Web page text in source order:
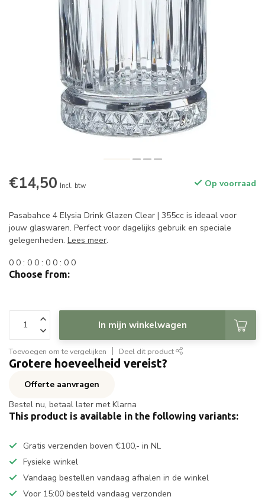
€14,50 Incl. btw Op voorraad
Pasabahce 4 Elysia Drink Glazen Clear | 355cc is ideaal voor
jouw glaswaren. Perfect voor dagelijks gebruik en speciale
gelegenheden. Lees meer.
0 0 : 0 0 : 0 0 : 0 0
Choose from:
In mijn winkelwagen
Toevoegen om te vergelijken Deel dit product
Grotere hoeveelheid vereist?
Offerte aanvragen
Bestel nu, betaal later met Klarna
This product is available in the following variants:
Gratis verzenden boven €100,- in NL
Fysieke winkel
Vandaag bestellen vandaag afhalen in de winkel
Voor 15:00 besteld vandaag verzonden